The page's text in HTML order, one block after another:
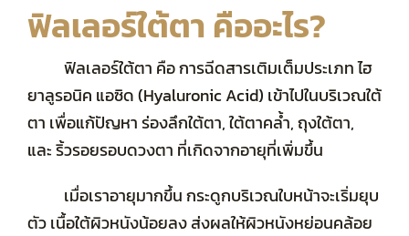
ฟิลเลอร์ใต้ตา คืออะไร?
ฟิลเลอร์ใต้ตา คือ การฉีดสารเติมเต็มประเภท ไฮ
ยาลูรอนิค แอซิด (Hyaluronic Acid) เข้าไปในบริเวณใต้
ตา เพื่อแก้ปัญหา ร่องลึกใต้ตา, ใต้ตาคล้ำ, ถุงใต้ตา,
และ ริ้วรอยรอบดวงตา ที่เกิดจากอายุที่เพิ่มขึ้น
เมื่อเราอายุมากขึ้น กระดูกบริเวณใบหน้าจะเริ่มยุบ
ตัว เนื้อใต้ผิวหนังน้อยลง ส่งผลให้ผิวหนังหย่อนคล้อย